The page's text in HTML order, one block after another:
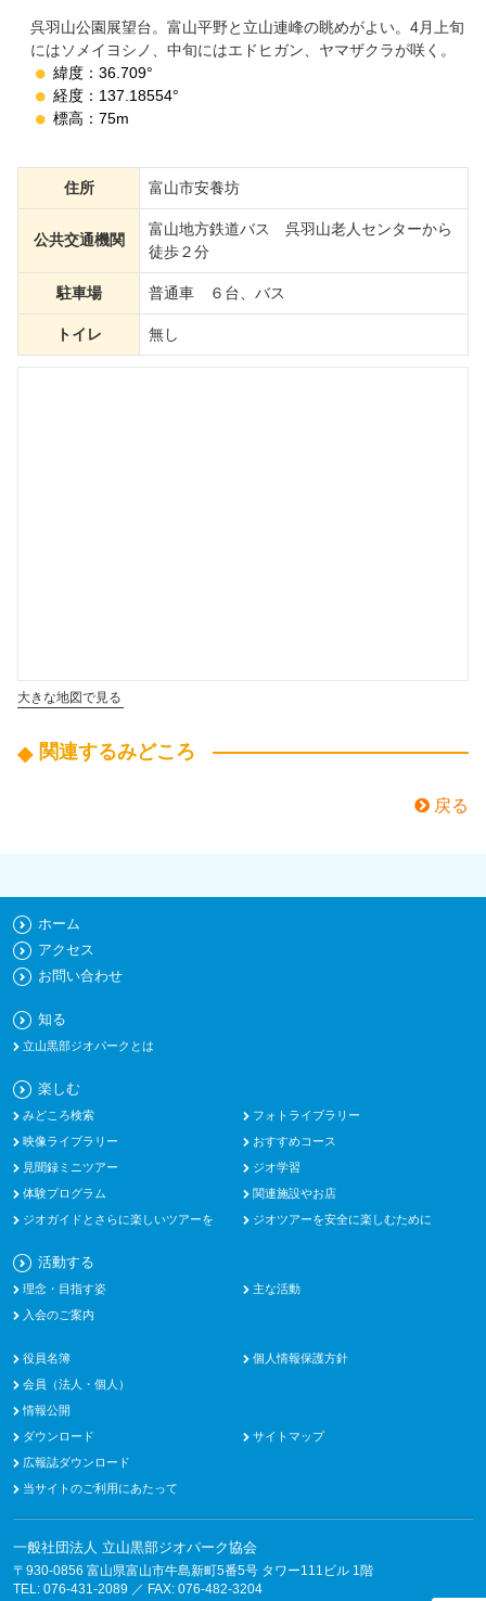
呉羽山公園展望台。富山平野と立山連峰の眺めがよい。4月上旬
にはソメイヨシノ、中旬にはエドヒガン、ヤマザクラが咲く。
緯度：36.709°
経度：137.18554°
標高：75m
住所 富山市安養坊
公共交通機関
富山地方鉄道バス 呉羽山老人センターから
徒歩２分
駐車場 普通車 ６台、バス
トイレ 無し
大きな地図で見る
関連するみどころ
戻る
ホーム
アクセス
お問い合わせ
知る
立山黒部ジオパークとは
楽しむ
みどころ検索
フォトライブラリー
映像ライブラリー
おすすめコース
見聞録ミニツアー
ジオ学習
体験プログラム
関連施設やお店
ジオガイドとさらに楽しいツアーを
ジオツアーを安全に楽しむために
活動する
理念・目指す姿
主な活動
入会のご案内
役員名簿
会員（法人・個人）
情報公開
ダウンロード
広報誌ダウンロード
当サイトのご利用にあたって
個人情報保護方針
サイトマップ
一般社団法人 立山黒部ジオパーク協会
〒930-0856 富山県富山市牛島新町5番5号 タワー111ビル 1階
TEL: 076-431-2089 ／ FAX: 076-482-3204